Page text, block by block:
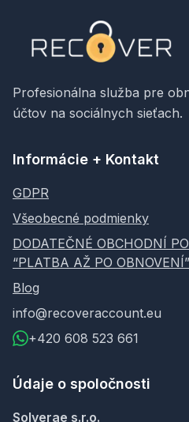
Profesionálna služba pre
účtov na sociálnych sieťach.
Informácie + Kontakt
GDPR
Všeobecné podmienky
DODATEČNÉ OBCHODNÍ
“PLATBA AŽ PO OBNOVENÍ”
Blog
info@recoveraccount.eu
+420 608 523 661
Údaje o spoločnosti
Solverae s.r.o.